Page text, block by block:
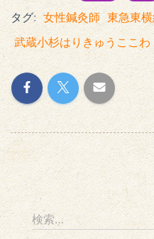
タグ: 女性鍼灸師 東急東
武蔵小杉はりきゅうここわ
検
索
検索…